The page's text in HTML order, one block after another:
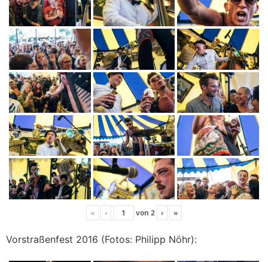
« ‹ von 2 › »
Vorstraßenfest 2016 (Fotos: Philipp Nöhr):